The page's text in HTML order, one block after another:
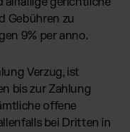
Gebühren zu
9% per anno.
Verzug, ist
bis zur Zahlung
offene
bei Dritten in